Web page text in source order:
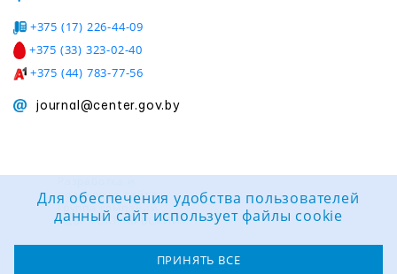
+375 (17) 226-44-09
+375 (33) 323-02-40
+375 (44) 783-77-56
journal@center.gov.by
поддержка сайта:
Группа компаний
«ЦВР «ОКТЯБРЬСКИЙ»
Для обеспечения удобства пользователей
данный сайт использует файлы cookie
ПРИНЯТЬ ВСЕ